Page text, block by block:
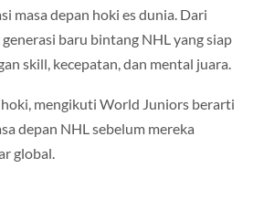
masa depan hoki es dunia. Dari
baru bintang NHL yang siap
skill, kecepatan, dan mental juara.
hoki, mengikuti World Juniors berarti
depan NHL sebelum mereka
global.